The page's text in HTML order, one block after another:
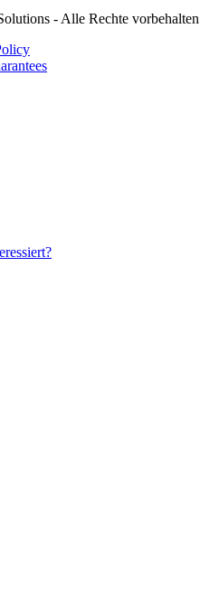
- Alle Rechte vorbehalten